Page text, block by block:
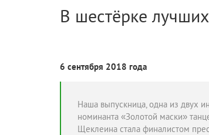
В шестёрке
6 сентября 2018 года
Наша выпускница, одна из двух
номинанта «Золотой маски»
Щеклеина стала финалистом